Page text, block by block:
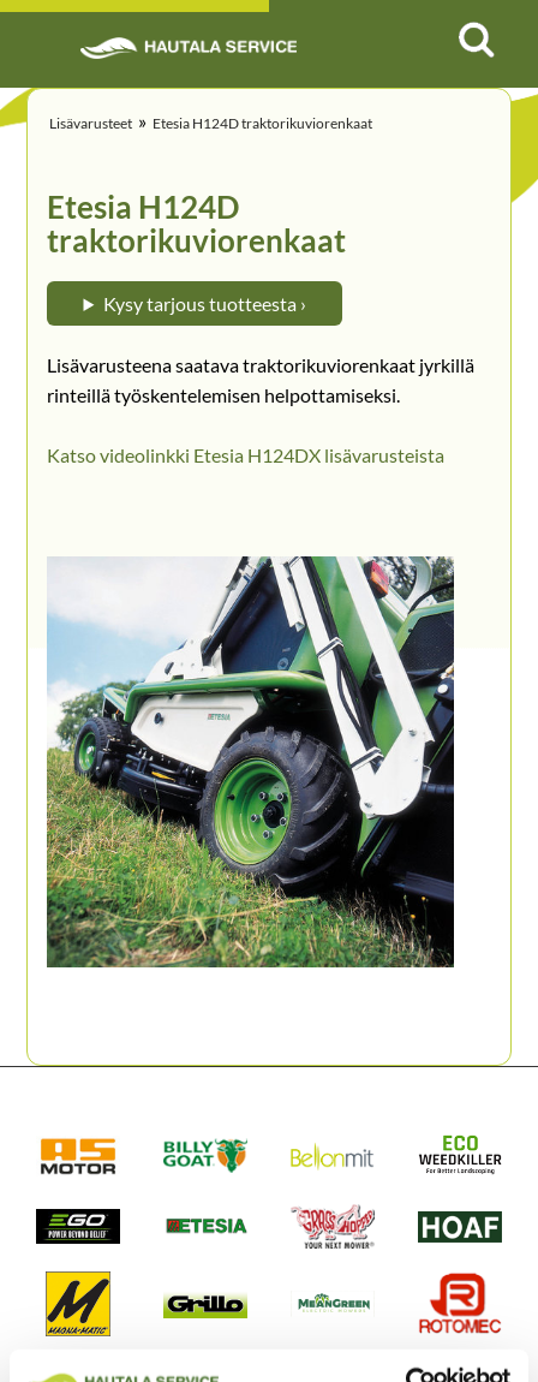
Lisävarusteet » Etesia H124D traktorikuviorenkaat
Etesia H124D
traktorikuviorenkaat
Kysy tarjous tuotteesta ›
Lisävarusteena saatava traktorikuviorenkaat jyrkillä
rinteillä työskentelemisen helpottamiseksi.
Katso videolinkki Etesia H124DX lisävarusteista